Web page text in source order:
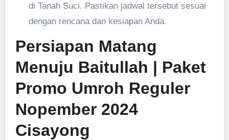
di Tanah Suci. Pastikan jadwal tersebut sesuai
dengan rencana dan kesiapan Anda.
Persiapan Matang
Menuju Baitullah | Paket
Promo Umroh Reguler
Nopember 2024
Cisayong